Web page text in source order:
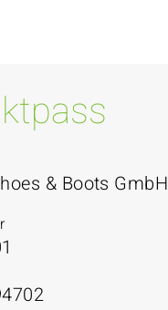
& Boots GmbH